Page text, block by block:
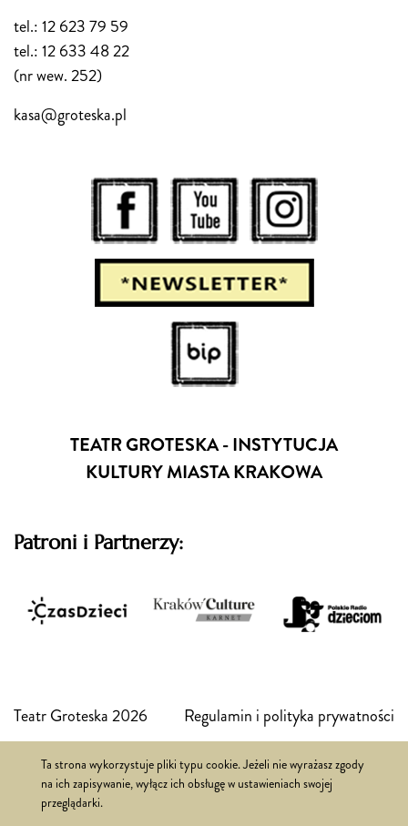
tel.: 12 623 79 59
tel.: 12 633 48 22
(nr wew. 252)
kasa@groteska.pl
TEATR GROTESKA - INSTYTUCJA
KULTURY MIASTA KRAKOWA
Patroni i Partnerzy:
Teatr Groteska 2026 Regulamin i polityka prywatności
Realizacja:FSi
Ta strona wykorzystuje pliki typu cookie. Jeżeli nie wyrażasz zgody
na ich zapisywanie, wyłącz ich obsługę w ustawieniach swojej
przeglądarki.